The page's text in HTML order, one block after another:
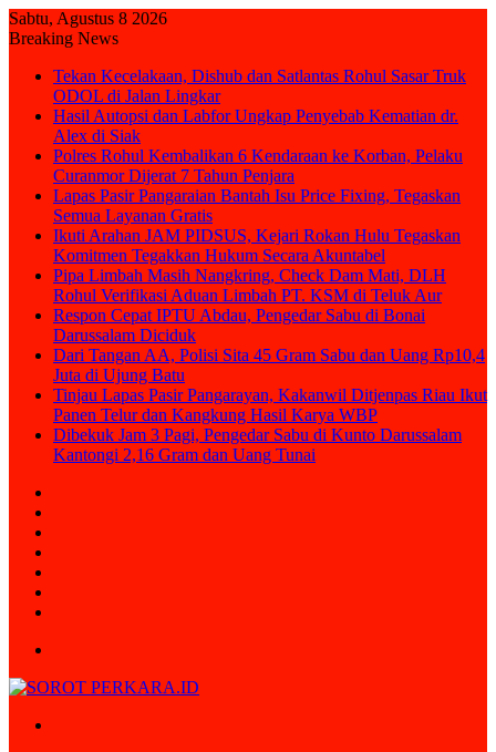
Sabtu, Agustus 8 2026
Breaking News
Tekan Kecelakaan, Dishub dan Satlantas Rohul Sasar Truk
ODOL di Jalan Lingkar
Hasil Autopsi dan Labfor Ungkap Penyebab Kematian dr.
Alex di Siak
Polres Rohul Kembalikan 6 Kendaraan ke Korban, Pelaku
Curanmor Dijerat 7 Tahun Penjara
Lapas Pasir Pangaraian Bantah Isu Price Fixing, Tegaskan
Semua Layanan Gratis
Ikuti Arahan JAM PIDSUS, Kejari Rokan Hulu Tegaskan
Komitmen Tegakkan Hukum Secara Akuntabel
Pipa Limbah Masih Nangkring, Check Dam Mati, DLH
Rohul Verifikasi Aduan Limbah PT. KSM di Teluk Aur
Respon Cepat IPTU Abdau, Pengedar Sabu di Bonai
Darussalam Diciduk
Dari Tangan AA, Polisi Sita 45 Gram Sabu dan Uang Rp10,4
Juta di Ujung Batu
Tinjau Lapas Pasir Pangarayan, Kakanwil Ditjenpas Riau Ikut
Panen Telur dan Kangkung Hasil Karya WBP
Dibekuk Jam 3 Pagi, Pengedar Sabu di Kunto Darussalam
Kantongi 2,16 Gram dan Uang Tunai